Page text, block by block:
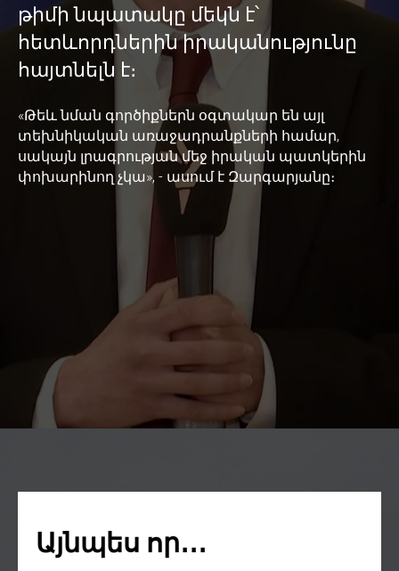
թիմի նպատակը մեկն է՝
հետևորդներին իրականությունը
հայտնելն է։
«Թեև նման գործիքներն օգտակար են այլ
տեխնիկական առաջադրանքների համար,
սակայն լրագրության մեջ իրական պատկերին
փոխարինող չկա», - ասում է Զարգարյանը։
Այնպես որ․․․